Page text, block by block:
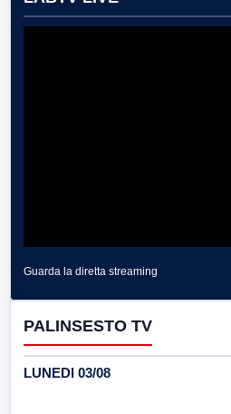
Guarda la diretta streaming
PALINSESTO TV
LUNEDI 03/08